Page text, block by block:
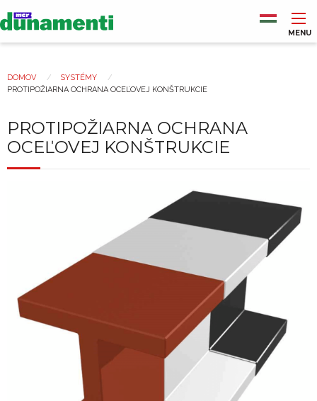
na
hlavný
navigation
MENU
Nachádzate
tu
DOMOV
SYSTÉMY
PROTIPOŽIARNA OCHRANA OCEĽOVEJ KONŠTRUKCIE
PROTIPOŽIARNA OCHRANA
OCEĽOVEJ KONŠTRUKCIE